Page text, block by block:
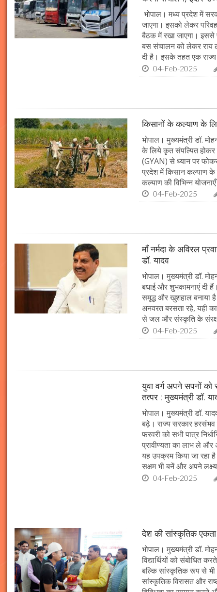
भोपाल। मध्य प्रदेश में
जाएगा। इसको लेकर
बैठक में रखा जाएगा। इससे
बस संचालन को लेकर राय
दी है। इसके तहत एक
04-Feb-2025
किसानों के कल्याण के
भोपाल। मुख्यमंत्री डॉ.
के लिये कृत संपल्पित होकर
(GYAN) से ध्यान पर
प्रदेश में किसान कल्याण के
कल्याण की विभिन्न
04-Feb-2025
माँ नर्मदा के अविरल
डॉ. यादव
भोपाल। मुख्यमंत्री डॉ.
बधाई और शुभकामनाएं दी
समृद्ध और खुशहाल बनाया
अनवरत बरसता रहे, यही
से जल और संस्कृति के
04-Feb-2025
युवा वर्ग अपने सपनों
तत्पर : मुख्यमंत्री डॉ.
भोपाल। मुख्यमंत्री डॉ.
बढ़े। राज्य सरकार
फरवरी को सभी पात्र
प्रावीण्यता का लाभ ले और
यह उपक्रम किया जा रहा
सक्षम भी बनें और अपने
04-Feb-2025
देश की सांस्कृतिक
भोपाल। मुख्यमंत्री डॉ.
विद्यार्थियों को संबोधित
बल्कि सांस्कृतिक रूप से भी
सांस्कृतिक विरासत और